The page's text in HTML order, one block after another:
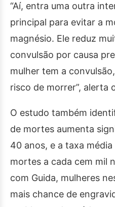
“Aí, entra uma outra
principal para evitar a
magnésio. Ele reduz
convulsão por causa
mulher tem a
risco de morrer”, alerta
O estudo também
de mortes aumenta
40 anos, e a taxa
mortes a cada cem mil
com Guida, mulheres
mais chance de